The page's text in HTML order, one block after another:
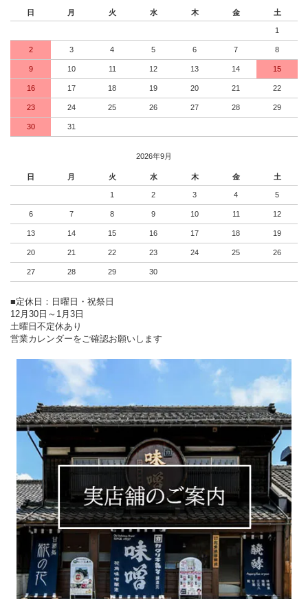
日 月 火 水 木 金 土
1
2 3 4 5 6 7 8
9 10 11 12 13 14 15
16 17 18 19 20 21 22
23 24 25 26 27 28 29
30 31
2026年9月
日 月 火 水 木 金 土
1 2 3 4 5
6 7 8 9 10 11 12
13 14 15 16 17 18 19
20 21 22 23 24 25 26
27 28 29 30
■定休日：日曜日・祝祭日
12月30日～1月3日
土曜日不定休あり
営業カレンダーをご確認お願いします